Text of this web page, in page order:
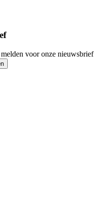
voor onze nieuwsbrief